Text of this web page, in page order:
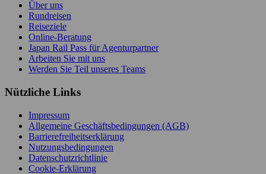
Über uns
Rundreisen
Reiseziele
Online-Beratung
Japan Rail Pass für Agenturpartner
Arbeiten Sie mit uns
Werden Sie Teil unseres Teams
Nützliche Links
Impressum
Allgemeine Geschäftsbedingungen (AGB)
Barrierefreiheitserklärung
Nutzungsbedingungen
Datenschutzrichtlinie
Cookie-Erklärung